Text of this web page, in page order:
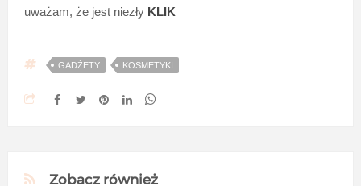
uważam, że jest niezły KLIK
GADŻETY KOSMETYKI
Zobacz również